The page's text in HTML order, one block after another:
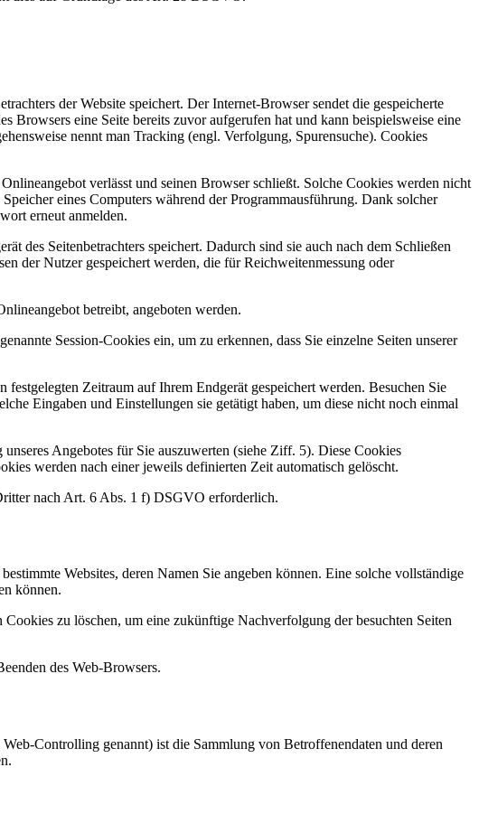
der Website speichert. Der Internet-Browser sendet die gespeicherte
eine Seite bereits zuvor aufgerufen hat und kann beispielsweise eine
nennt man Tracking (engl. Verfolgung, Spurensuche). Cookies
verlässt und seinen Browser schließt. Solche Cookies werden nicht
eines Computers während der Programmausführung. Dank solcher
erneut anmelden.
des Seitenbetrachters speichert. Dadurch sind sie auch nach dem Schließen
der Nutzer gespeichert werden, die für Reichweitenmessung oder
betreibt, angeboten werden.
Session-Cookies ein, um zu erkennen, dass Sie einzelne Seiten unserer
Zeitraum auf Ihrem Endgerät gespeichert werden. Besuchen Sie
Eingaben und Einstellungen sie getätigt haben, um diese nicht noch einmal
Angebotes für Sie auszuwerten (siehe Ziff. 5). Diese Cookies
werden nach einer jeweils definierten Zeit automatisch gelöscht.
nach Art. 6 Abs. 1 f) DSGVO erforderlich.
Websites, deren Namen Sie angeben können. Eine solche vollständige
können.
zu löschen, um eine zukünftige Nachverfolgung der besuchten Seiten
des Web-Browsers.
Controlling genannt) ist die Sammlung von Betroffenendaten und deren